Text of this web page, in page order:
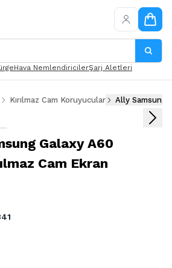
Hava NemlendiricilerŞarj Aletleri
Kırılmaz Cam Koruyucular Ally Samsung
Galaxy A60
Cam Ekran